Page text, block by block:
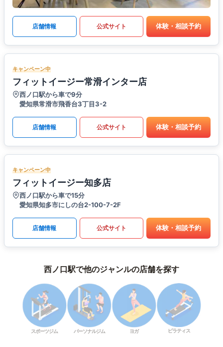
店舗情報 公式サイト 体験・相談予約
キャンペーン中
フィットイージー常滑インター店
西ノ口駅から車で9分
愛知県常滑市飛香台3丁目3-2
店舗情報 公式サイト 体験・相談予約
キャンペーン中
フィットイージー知多店
西ノ口駅から車で15分
愛知県知多市にしの台2-100-7-2F
店舗情報 公式サイト 体験・相談予約
西ノ口駅で他のジャンルの店舗を探す
スポーツジム パーソナルジム ヨガ ピラティス